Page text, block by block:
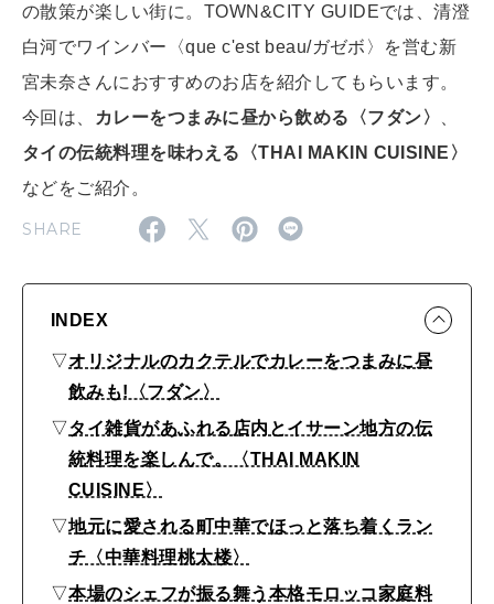
MAGAZINE
2026年9月号「北海道 おいしく遊ぶ、夏のご褒美旅。」
2026年8月号『お茶の時間です。』
2026年7月号「鎌倉 ローカルが 教えてくれた 本当の歩き方。」
2026年6月号「大銀座 トレンドが生まれる 新しい一流店へ。」
2026年4月号「未来をつくる、学びの教科書。」
2026年3月号「スイーツ予想図 2026」
2026年2月号「良運を掴む 新・開運術。」
2026年1月号「猫がいれば、幸せ」
2025年12月号「お酒の新常識。」
MAGAZINE
の散策が楽しい街に。TOWN&CITY GUIDEでは、清澄
白河でワインバー〈que c'est beau/ガゼボ〉を営む新
宮未奈さんにおすすめのお店を紹介してもらいます。
今回は、
カレーをつまみに昼から飲める〈フダン〉
タイの伝統料理を味わえる〈THAI MAKIN CUISINE〉
などをご紹介。
SHARE
INDEX
▽オリジナルのカクテルでカレーをつまみに昼
飲みも!〈フダン〉
▽タイ雑貨があふれる店内とイサーン地方の伝
統料理を楽しんで。〈THAI MAKIN
CUISINE〉
▽地元に愛される町中華でほっと落ち着くラン
チ〈中華料理桃太楼〉
▽本場のシェフが振る舞う本格モロッコ家庭料